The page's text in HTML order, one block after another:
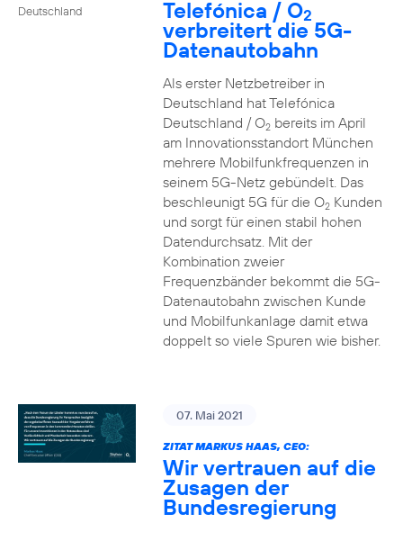
Deutschland
Telefónica / O2
verbreitert die 5G-
Datenautobahn
Als erster Netzbetreiber in
Deutschland hat Telefónica
Deutschland / O2bereits im April
am Innovationsstandort München
mehrere Mobilfunkfrequenzen in
seinem 5G-Netz gebündelt. Das
beschleunigt 5G für die O2Kunden
und sorgt für einen stabil hohen
Datendurchsatz. Mit der
Kombination zweier
Frequenzbänder bekommt die 5G-
Datenautobahn zwischen Kunde
und Mobilfunkanlage damit etwa
doppelt so viele Spuren wie bisher.
07. Mai 2021
ZITAT MARKUS HAAS, CEO:
Wir vertrauen auf die
Zusagen der
Bundesregierung